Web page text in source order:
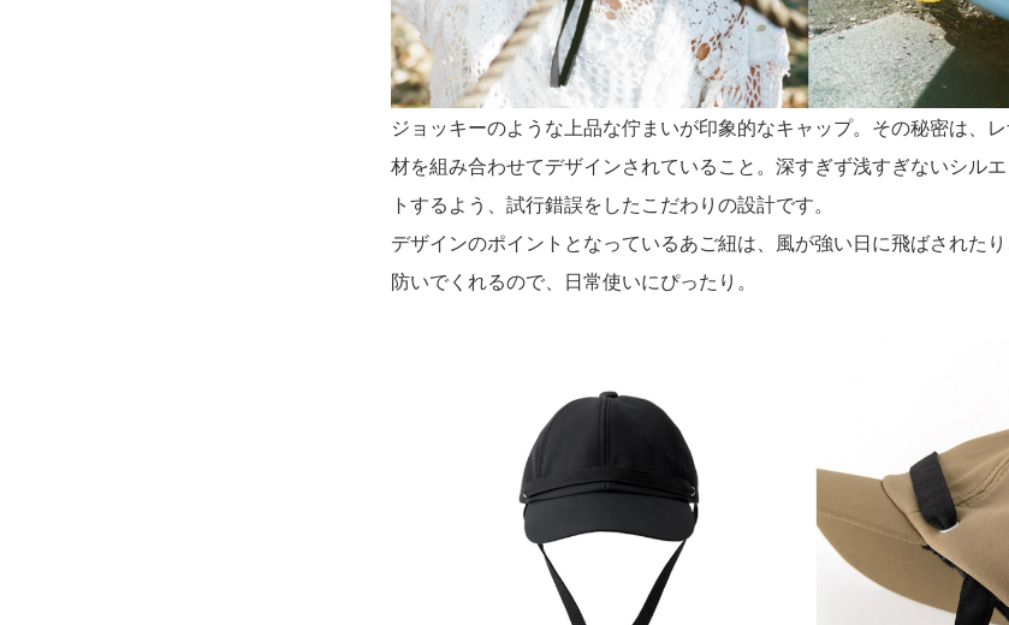
ジョッキーのような上品な佇まいが印象的なキャップ。その秘密は、
材を組み合わせてデザインされていること。深すぎず浅すぎないシル
トするよう、試行錯誤をしたこだわりの設計です。
デザインのポイントとなっているあご紐は、風が強い日に飛ばされた
防いでくれるので、日常使いにぴったり。